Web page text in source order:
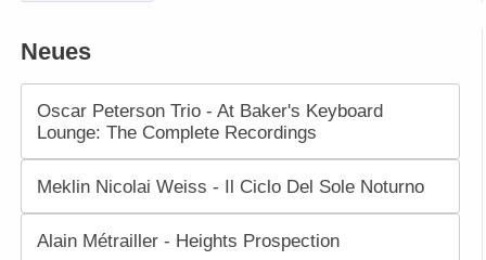
Neues
Oscar Peterson Trio - At Baker's Keyboard
Lounge: The Complete Recordings
Meklin Nicolai Weiss - Il Ciclo Del Sole Noturno
Alain Métrailler - Heights Prospection